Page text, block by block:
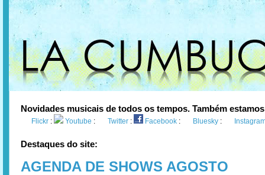
Novidades musicais de todos os tempos. Também
Flickr : Youtube : Twitter : Facebook : Bluesky :
Destaques do site:
AGENDA DE SHOWS AGOSTO